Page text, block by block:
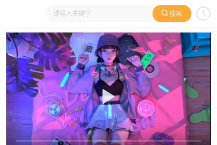
搜索
大家在看 日本动漫 国产动漫 欧美动漫 动漫电影